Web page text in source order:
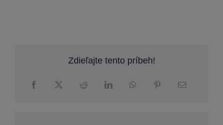
Zdieľajte tento príbeh!